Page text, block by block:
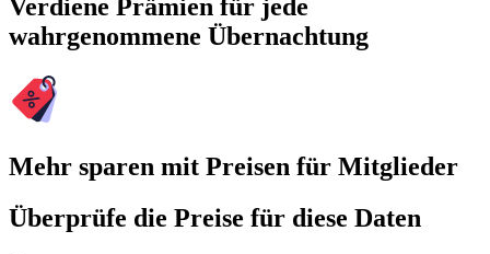
Verdiene Prämien für jede
wahrgenommene Übernachtung
Mehr sparen mit Preisen für Mitglieder
Überprüfe die Preise für diese Daten